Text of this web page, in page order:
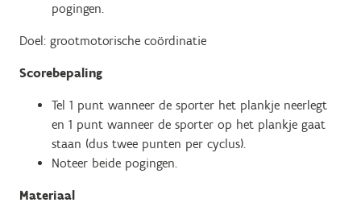
pogingen.
Doel: grootmotorische coördinatie
Scorebepaling
Tel 1 punt wanneer de sporter het plankje neerlegt
en 1 punt wanneer de sporter op het plankje gaat
staan (dus twee punten per cyclus).
Noteer beide pogingen.
Materiaal